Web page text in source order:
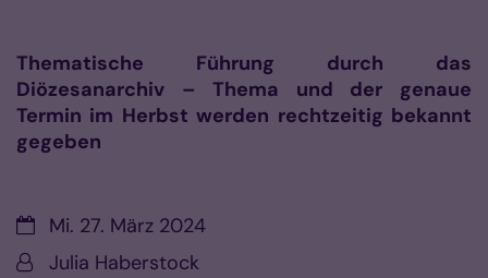
Thematische Führung durch das
Diözesanarchiv – Thema und der genaue
Termin im Herbst werden rechtzeitig bekannt
gegeben
Datum:Mi. 27. März 2024
Von:Julia Haberstock